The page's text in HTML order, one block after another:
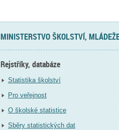
MINISTERSTVO ŠKOLSTVÍ,
Rejstříky, databáze
Statistika školství
Pro veřejnost
O školské statistice
Sběry statistických dat